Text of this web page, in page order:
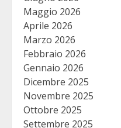
Maggio 2026
Aprile 2026
Marzo 2026
Febbraio 2026
Gennaio 2026
Dicembre 2025
Novembre 2025
Ottobre 2025
Settembre 2025